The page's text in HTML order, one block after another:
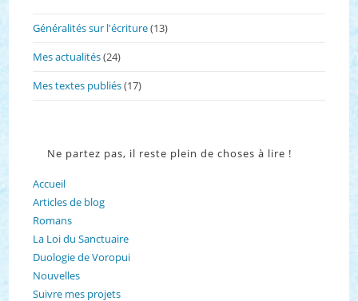
Généralités sur l'écriture(13)
Mes actualités(24)
Mes textes publiés(17)
Ne partez pas, il reste plein de choses à lire !
Accueil
Articles de blog
Romans
La Loi du Sanctuaire
Duologie de Voropui
Nouvelles
Suivre mes projets